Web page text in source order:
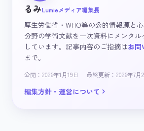
るみLumieメディア編集長
厚生労働省・WHO等の公的情報源と
分野の学術文献を一次資料にメンタ
しています。記事内容のご指摘はお問
まで。
公開：2026年1月19日 最終更新：2026年7月
編集方針・運営について